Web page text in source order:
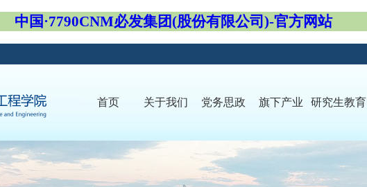
中国·7790CNM必发集团(股份有限公司)-官方网站
首页 关于我们 党务思政 旗下产业 研究生教育